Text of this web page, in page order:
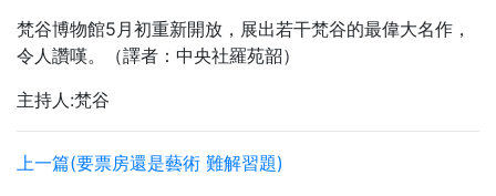
梵谷博物館5月初重新開放，展出若干梵谷的最偉大名作，
令人讚嘆。（譯者：中央社羅苑韶）
主持人:梵谷
上一篇(要票房還是藝術 難解習題)